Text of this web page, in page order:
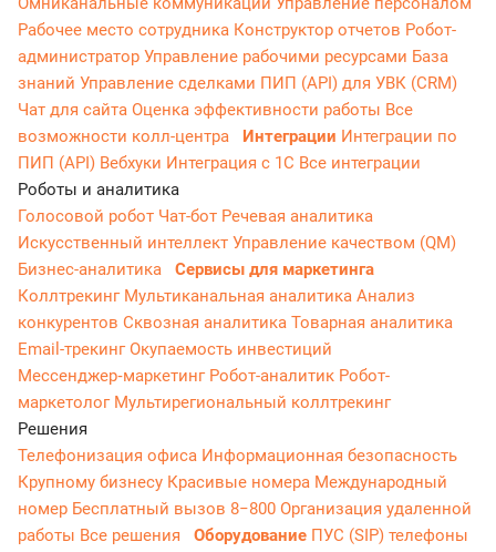
Рабочее место сотрудника Конструктор отчетов Робот-
администратор Управление рабочими ресурсами База
знаний Управление сделками ПИП (API) для УВК (CRM)
Чат для сайта Оценка эффективности работы Все
возможности колл-центра
Интеграции Интеграции по
ПИП (API) Вебхуки Интеграция с 1С Все интеграции
Роботы и аналитика
Голосовой робот Чат-бот Речевая аналитика
Искусственный интеллект Управление качеством (QM)
Бизнес-аналитика
Сервисы для маркетинга
Коллтрекинг Мультиканальная аналитика Анализ
конкурентов Сквозная аналитика Товарная аналитика
Email-трекингОкупаемость инвестиций
Мессенджер‑маркетинг Робот-аналитик Робот-
маркетолог Мультирегиональный коллтрекинг
Решения
Телефонизация офиса Информационная безопасность
Крупному бизнесу Красивые номера Международный
номер Бесплатный вызов 8−800 Организация удаленной
работы Все решения Оборудование ПУС (SIP) телефоны